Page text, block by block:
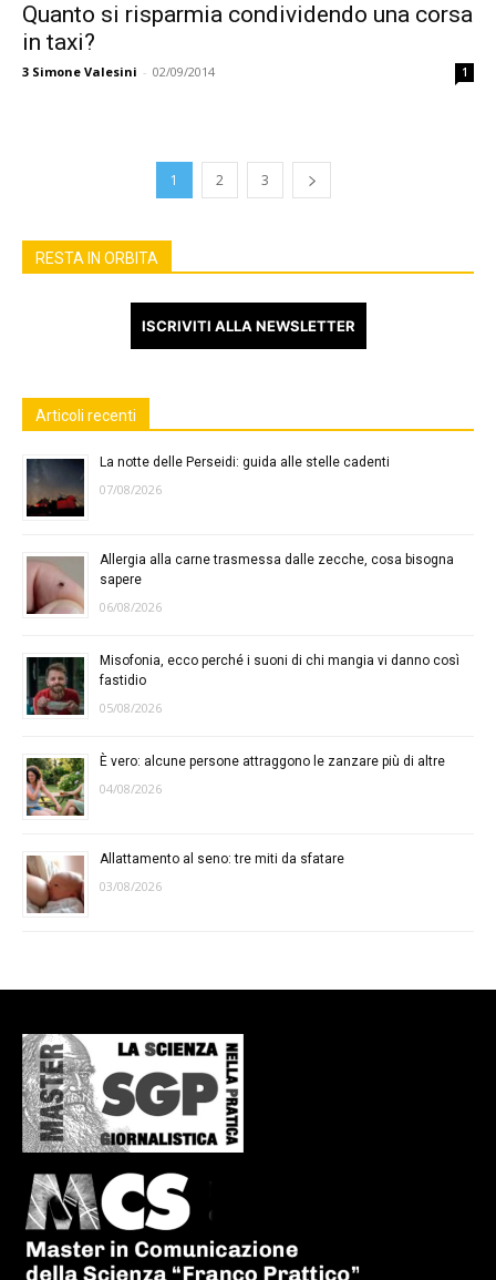
Quanto si risparmia condividendo una corsa
in taxi?
3 Simone Valesini - 02/09/2014 1
1 2 3
RESTA IN ORBITA
ISCRIVITI ALLA NEWSLETTER
Articoli recenti
La notte delle Perseidi: guida alle stelle cadenti
07/08/2026
Allergia alla carne trasmessa dalle zecche, cosa bisogna
sapere
06/08/2026
Misofonia, ecco perché i suoni di chi mangia vi danno così
fastidio
05/08/2026
È vero: alcune persone attraggono le zanzare più di altre
04/08/2026
Allattamento al seno: tre miti da sfatare
03/08/2026